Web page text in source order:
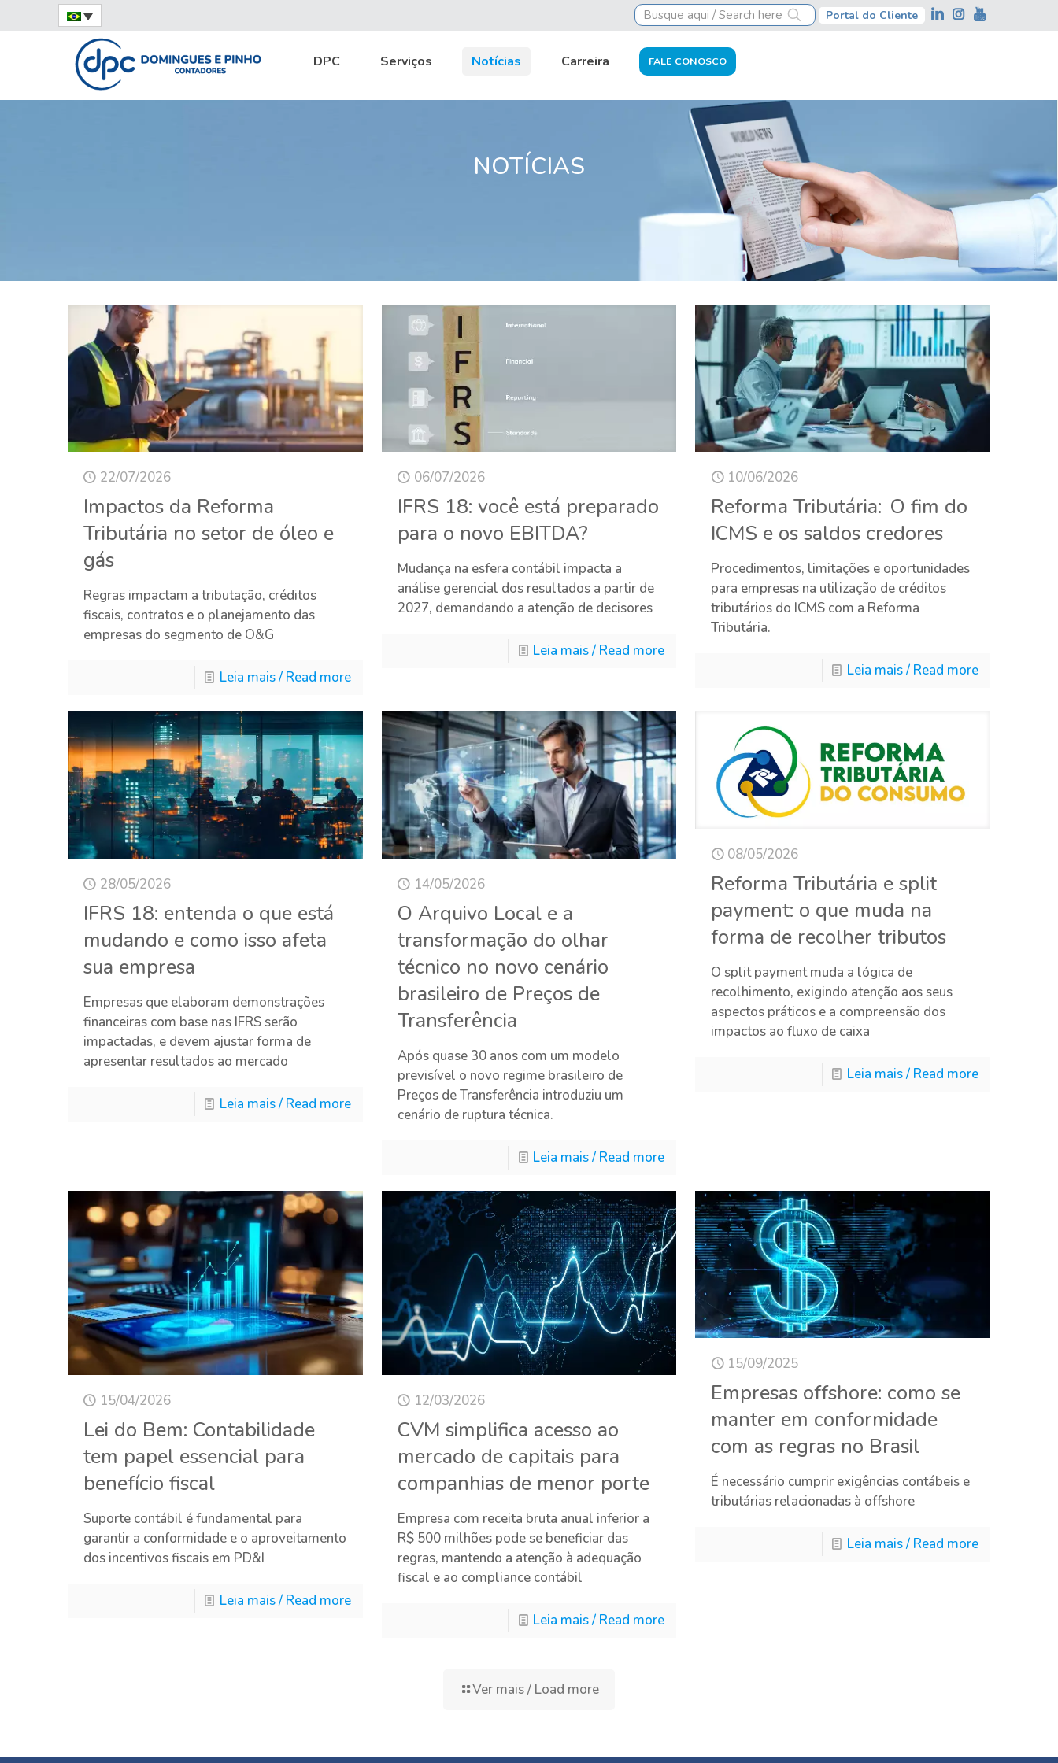
Portal do Cliente
DPC Serviços Notícias Carreira FALE CONOSCO
Home Notícias
NOTÍCIAS
22/07/2026
Impactos da Reforma
Tributária no setor de óleo e
gás
Regras impactam a tributação, créditos
fiscais, contratos e o planejamento das
empresas do segmento de O&G
Leia mais / Read more
06/07/2026
IFRS 18: você está preparado
para o novo EBITDA?
Mudança na esfera contábil impacta a
análise gerencial dos resultados a partir de
2027, demandando a atenção de decisores
Leia mais / Read more
10/06/2026
Reforma Tributária: O fim do
ICMS e os saldos credores
Procedimentos, limitações e oportunidades
para empresas na utilização de créditos
tributários do ICMS com a Reforma
Tributária.
Leia mais / Read more
28/05/2026
IFRS 18: entenda o que está
mudando e como isso afeta
sua empresa
Empresas que elaboram demonstrações
financeiras com base nas IFRS serão
impactadas, e devem ajustar forma de
apresentar resultados ao mercado
Leia mais / Read more
14/05/2026
O Arquivo Local e a
transformação do olhar
técnico no novo cenário
brasileiro de Preços de
Transferência
Após quase 30 anos com um modelo
previsível o novo regime brasileiro de
Preços de Transferência introduziu um
cenário de ruptura técnica.
Leia mais / Read more
08/05/2026
Reforma Tributária e split
payment: o que muda na
forma de recolher tributos
O split payment muda a lógica de
recolhimento, exigindo atenção aos seus
aspectos práticos e a compreensão dos
impactos ao fluxo de caixa
Leia mais / Read more
15/04/2026
Lei do Bem: Contabilidade
tem papel essencial para
benefício fiscal
Suporte contábil é fundamental para
garantir a conformidade e o aproveitamento
dos incentivos fiscais em PD&I
Leia mais / Read more
12/03/2026
CVM simplifica acesso ao
mercado de capitais para
companhias de menor porte
Empresa com receita bruta anual inferior a
R$ 500 milhões pode se beneficiar das
regras, mantendo a atenção à adequação
fiscal e ao compliance contábil
Leia mais / Read more
15/09/2025
Empresas offshore: como se
manter em conformidade
com as regras no Brasil
É necessário cumprir exigências contábeis e
tributárias relacionadas à offshore
Leia mais / Read more
Ver mais / Load more